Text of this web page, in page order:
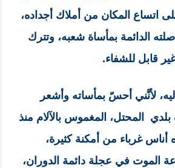
اتساع المكان من أملاك أجداده،
الدائمة بمأساة شعبه، وتترك
قابل للشفاء.
لأنَّني أحسّ بمأساته وأشعر
المحتل، المغموس بالآلام منذ
غرباء من أمكنة كثيرة،
الموت في عجلة دائمة الدوران،